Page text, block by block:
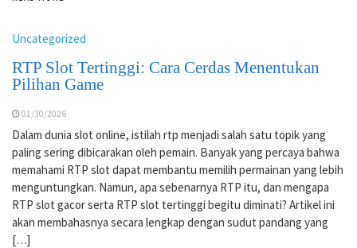
Uncategorized
RTP Slot Tertinggi: Cara Cerdas Menentukan
Pilihan Game
01/30/2026
Dalam dunia slot online, istilah rtp menjadi salah satu topik yang
paling sering dibicarakan oleh pemain. Banyak yang percaya bahwa
memahami RTP slot dapat membantu memilih permainan yang lebih
menguntungkan. Namun, apa sebenarnya RTP itu, dan mengapa
RTP slot gacor serta RTP slot tertinggi begitu diminati? Artikel ini
akan membahasnya secara lengkap dengan sudut pandang yang
[…]